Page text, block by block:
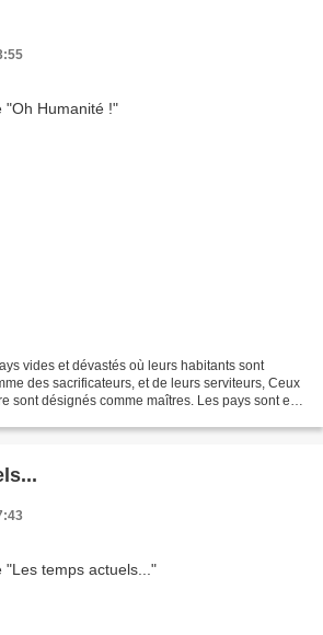
vides et dévastés où leurs habitants sont
des sacrificateurs, et de leurs serviteurs, Ceux
sont désignés comme maîtres. Les pays sont en